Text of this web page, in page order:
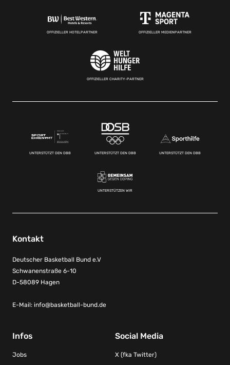
OFFIZIELLER HOTELPARTNER OFFIZIELLER MEDIENPARTNER
OFFIZIELLER CHARITY-PARTNER
UNTERSTÜTZT DEN DBB UNTERSTÜTZT DEN DBB UNTERSTÜTZT DEN DBB
UNTERSTÜTZEN WIR
Kontakt
Deutscher Basketball Bund e.V
Schwanenstraße 6-10
D-58089 Hagen
E-Mail: info@basketball-bund.de
Infos
Jobs
Social Media
X (fka Twitter)